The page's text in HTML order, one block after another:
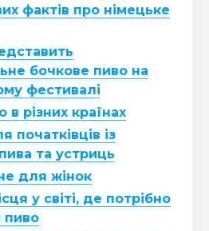
фактів про німецьке
бочкове пиво на
фестивалі
в різних країнах
початківців із
та устриць
для жінок
у світі, де потрібно
пиво